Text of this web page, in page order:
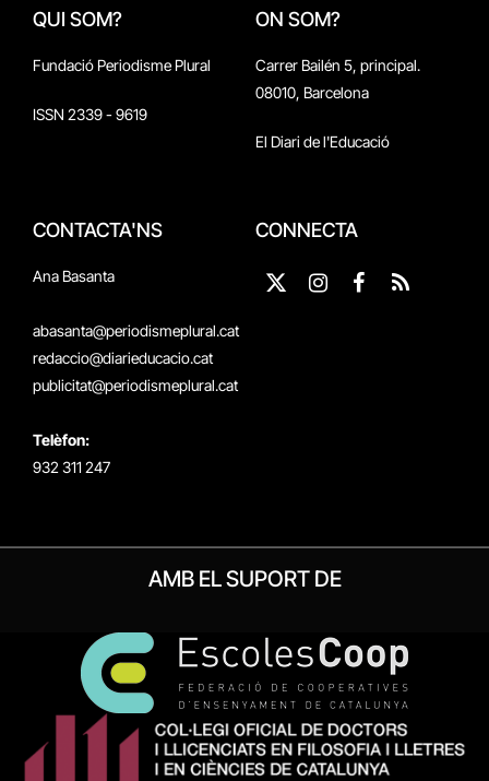
QUI SOM?
Fundació Periodisme Plural
ISSN 2339 - 9619
ON SOM?
Carrer Bailén 5, principal.
08010, Barcelona
El Diari de l'Educació
CONTACTA'NS
Ana Basanta
abasanta@periodismeplural.cat
redaccio@diarieducacio.cat
publicitat@periodismeplural.cat
Telèfon:
932 311 247
CONNECTA
X
Instagram
Facebook
RSS
AMB EL SUPORT DE